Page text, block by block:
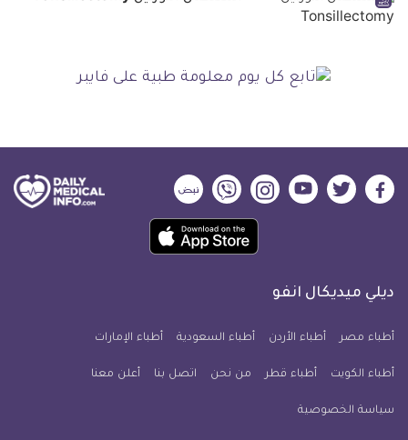
ديلي
فيسبوك
ديلي
تويتر
ديلي
ميديكال
يوتيوب
ديلي
ميديكال
انفو
ديلي
ميديكال
انفو
ديلي
ميديكال
انفو
حمل
تطبيق
معلومة
للآيفون
ديلي ميديكال انفو
أطباء مصر أطباء الأردن أطباء السعودية أطباء الإمارات
أطباء الكويت أطباء قطر من نحن اتصل بنا أعلن معنا
سياسة الخصوصية